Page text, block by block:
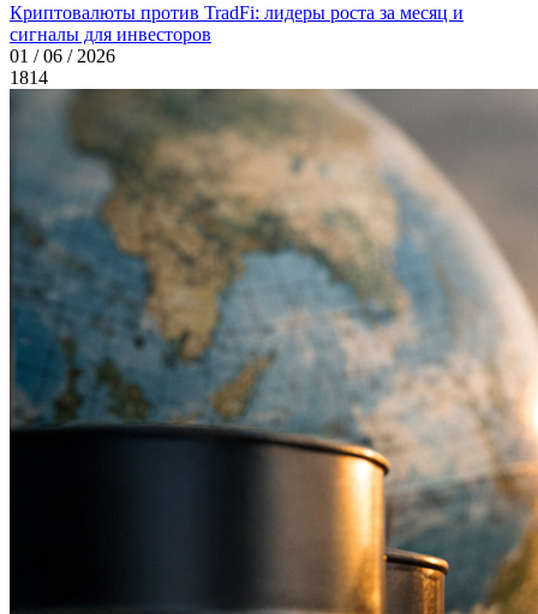
Криптовалюты против TradFi: лидеры роста за месяц и
сигналы для инвесторов
01 / 06 / 2026
1814